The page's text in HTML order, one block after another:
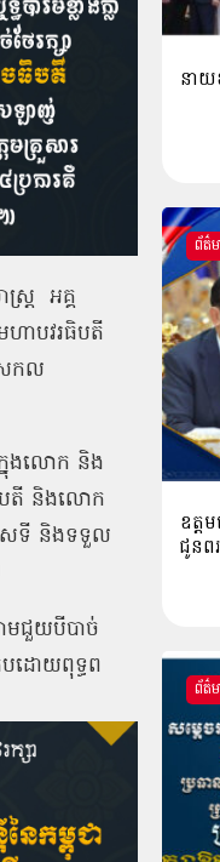
រ្ត អគ្គ
ហាបវរធិបតី
សកល
នុងលោក និង
ធិបតី និងលោក
ទិសទី និងទទួល
ាមជួយបីបាច់
បដោយពុទ្ធព
នា
ព័ត៌
ឧត្ត
ជូនព
ព័ត៌